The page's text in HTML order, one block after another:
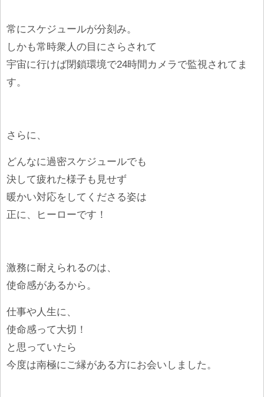
常にスケジュールが分刻み。
しかも常時衆人の目にさらされて
宇宙に行けば閉鎖環境で24時間カメラで監視されてま
す。
さらに、
どんなに過密スケジュールでも
決して疲れた様子も見せず
暖かい対応をしてくださる姿は
正に、ヒーローです！
激務に耐えられるのは、
使命感があるから。
仕事や人生に、
使命感って大切！
と思っていたら
今度は南極にご縁がある方にお会いしました。